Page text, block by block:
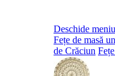
Deschide
Fețe de masă
de Crăciun